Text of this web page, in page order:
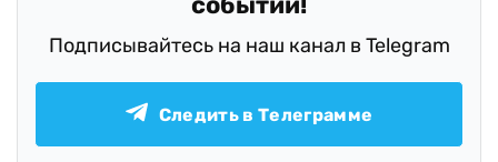
Подписывайтесь на наш канал в Telegram
Следить в Телеграмме